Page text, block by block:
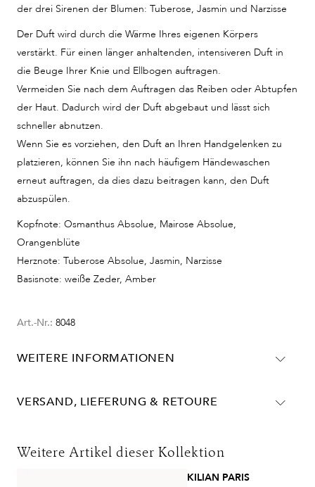
der drei Sirenen der Blumen: Tuberose, Jasmin und Narzisse
Der Duft wird durch die Wärme Ihres eigenen Körpers
verstärkt. Für einen länger anhaltenden, intensiveren Duft in
die Beuge Ihrer Knie und Ellbogen auftragen.
Vermeiden Sie nach dem Auftragen das Reiben oder Abtupfen
der Haut. Dadurch wird der Duft abgebaut und lässt sich
schneller abnutzen.
Wenn Sie es vorziehen, den Duft an Ihren Handgelenken zu
platzieren, können Sie ihn nach häufigem Händewaschen
erneut auftragen, da dies dazu beitragen kann, den Duft
abzuspülen.
Kopfnote: Osmanthus Absolue, Mairose Absolue,
Orangenblüte
Herznote: Tuberose Absolue, Jasmin, Narzisse
Basisnote: weiße Zeder, Amber
Art.-Nr.: 8048
WEITERE INFORMATIONEN
Citronellol, Linalool, Geraniol, Farnesol, Benzyl
Benzoic Acid <Iln44618>
VERSAND, LIEFERUNG & RETOURE
DHL
Weitere Artikel dieser Kollektion
KILIAN PARIS